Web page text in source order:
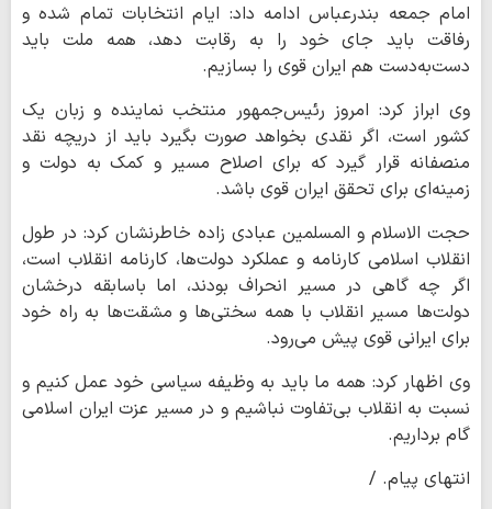
امام جمعه بندرعباس ادامه داد: ایام انتخابات تمام شده و
رفاقت باید جای خود را به رقابت دهد، همه ملت باید
دست‌به‌دست هم ایران قوی را بسازیم.
وی ابراز کرد: امروز رئیس‌جمهور منتخب نماینده و زبان یک
کشور است، اگر نقدی بخواهد صورت بگیرد باید از دریچه نقد
منصفانه قرار گیرد که برای اصلاح مسیر و کمک به دولت و
زمینه‌ای برای تحقق ایران قوی باشد.
حجت الاسلام و المسلمین عبادی زاده خاطرنشان کرد: در طول
انقلاب اسلامی کارنامه و عملکرد دولت‌ها، کارنامه انقلاب است،
اگر چه گاهی در مسیر انحراف بودند، اما باسابقه درخشان
دولت‌ها مسیر انقلاب با همه سختی‌ها و مشقت‌ها به راه خود
برای ایرانی قوی پیش می‌رود.
وی اظهار کرد: همه ما باید به وظیفه سیاسی خود عمل کنیم و
نسبت به انقلاب بی‌تفاوت نباشیم و در مسیر عزت ایران اسلامی
گام برداریم.
انتهای پیام. /